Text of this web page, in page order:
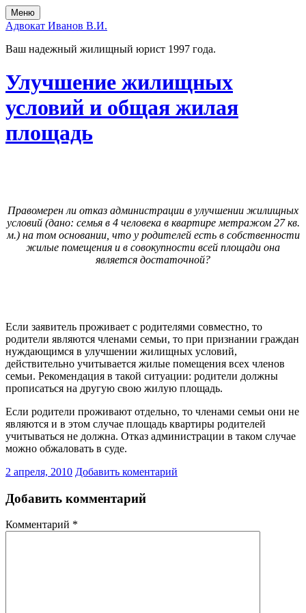
Skip
to
the
content
Skip
to
the
main
Меню
Адвокат Иванов В.И.
Ваш надежный жилищный юрист 1997 года.
Улучшение жилищных
условий и общая жилая
площадь
Правомерен ли отказ администрации в улучшении жилищных
условий (дано: семья в 4 человека в квартире метражом 27 кв.
м.) на том основании, что у родителей есть в собственности
жилые помещения и в совокупности всей площади она
является достаточной?
Если заявитель проживает с родителями совместно, то
родители являются членами семьи, то при признании граждан
нуждающимся в улучшении жилищных условий,
действительно учитывается жилые помещения всех членов
семьи. Рекомендация в такой ситуации: родители должны
прописаться на другую свою жилую площадь.
Если родители проживают отдельно, то членами семьи они не
являются и в этом случае площадь квартиры родителей
учитываться не должна. Отказ администрации в таком случае
можно обжаловать в суде.
2 апреля, 2010 Добавить коментарий
Добавить комментарий
Комментарий *